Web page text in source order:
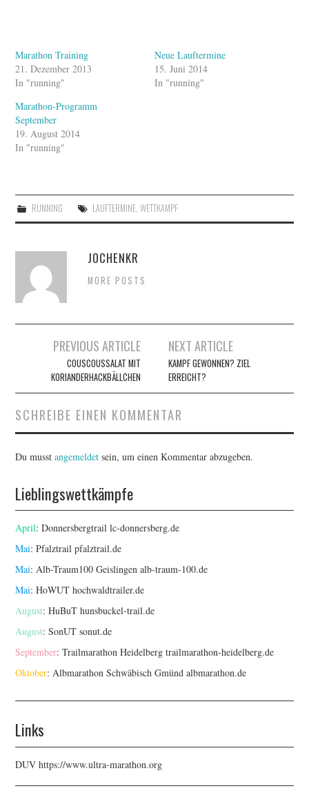
Marathon Training
21. Dezember 2013
In "running"
Neue Lauftermine
15. Juni 2014
In "running"
Marathon-Programm
September
19. August 2014
In "running"
RUNNING LAUFTERMINE, WETTKAMPF
JOCHENKR
MORE POSTS
Artikel-
Navigation
PREVIOUS ARTICLE
COUSCOUSSALAT MIT
KORIANDERHACKBÄLLCHEN
NEXT ARTICLE
KAMPF GEWONNEN? ZIEL
ERREICHT?
SCHREIBE EINEN KOMMENTAR
Du musstangemeldet sein, um einen Kommentar abzugeben.
Lieblingswettkämpfe
April: Donnersbergtraillc-donnersberg.de
Mai: Pfalztrailpfalztrail.de
Mai: Alb-Traum100 Geislingenalb-traum-100.de
Mai: HoWUThochwaldtrailer.de
August: HuBuThunsbuckel-trail.de
August: SonUTsonut.de
September: Trailmarathon Heidelbergtrailmarathon-heidelberg.de
Oktober: Albmarathon Schwäbisch Gmündalbmarathon.de
Links
DUVhttps://www.ultra-marathon.org